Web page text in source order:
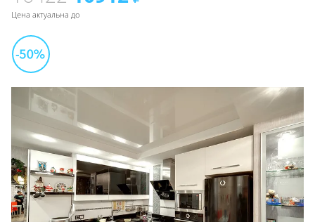
Цена актуальна до